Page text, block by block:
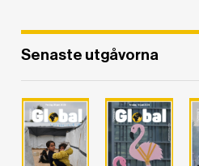
Senaste utgåvorna